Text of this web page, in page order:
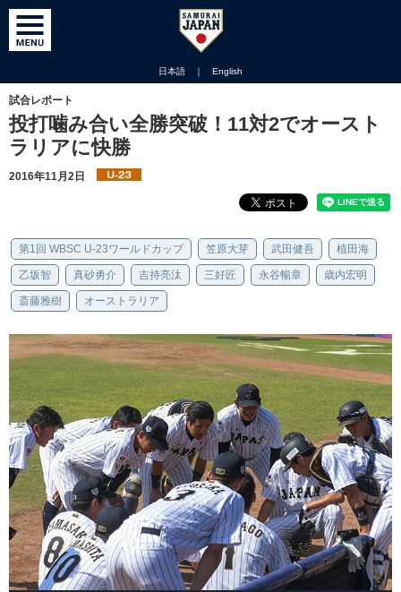
日本語 ｜ English
試合レポート
投打噛み合い全勝突破！11対2でオースト
ラリアに快勝
2016年11月2日
第1回 WBSC U-23ワールドカップ 笠原大芽 武田健吾 植田海
乙坂智 真砂勇介 吉持亮汰 三好匠 永谷暢章 歳内宏明
斎藤雅樹 オーストラリア